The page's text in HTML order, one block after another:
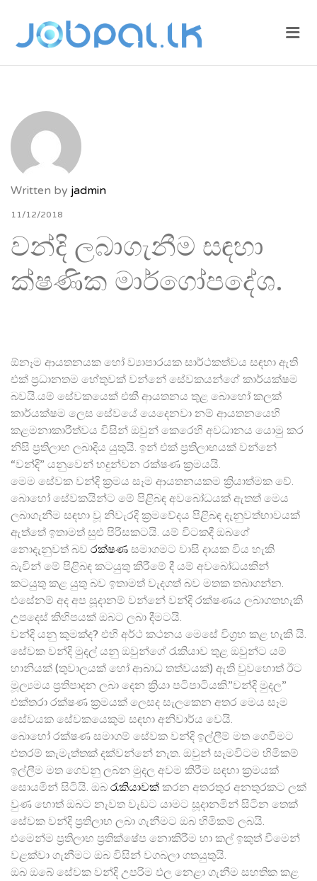
FIND JOBS
Written by jadmin
11/12/2018
වන්දි ලබාගැනීම සඳහා
ක්ෂණික මාර්ගෝපදේශ.
ඕනෑම ආයතනයක හෝ ව්‍යාපාරයක සාර්ථකත්වය සඳහා ඇති
එක් ප්‍රධානතම හේතුවක් වන්නේ සේවකයන්ගේ කාර්යක්ෂම
බවයි.යම් සේවකයෙක් එකී ආයතනය තුළ බොහෝ කලක්
කාර්යක්ෂම ලෙස සේවයේ යෙදෙනවා නම් ආයතනයෙහි
කළමනාකාරීත්වය විසින් ඔවුන් කෙරෙහි අවධානය යොමු කර
නිසි ප්‍රතිලාභ ලබාදිය යුතුයි. ඉන් එක් ප්‍රතිලාභයක් වන්නේ
“වන්දි” යනුවෙන් හදුන්වන රක්ෂණ ක්‍රමයයි.
මෙම සේවක වන්දි ක්‍රමය සෑම ආයතනයකම ක්‍රියාත්මක වේ.
බොහෝ සේවකයින්ට මේ පිළිබඳ අවබෝධයක් ඇතත් මෙය
ලබාගැනීම සඳහා වූ නිවැරදි ක්‍රමවේදය පිළිබඳ දැනුවත්භාවයක්
ඇත්තේ ඉතාමත් සුළු පිරිසකටයි. යම් විටකදී ඔබගේ
නොදැනුවත් බව රක්ෂණ සමාගමට වාසි දායක විය හැකි
බැවින් මේ පිළිබඳ කටයුතු කිරීමේ දී යම් අවබෝධයකින්
කටයුතු කළ යුතු බව ඉතාමත් වැදගත් බව මතක තබාගන්න.
එසේනම් අද අප සූදානම් වන්නේ වන්දි රක්ෂණය ලබාගතහැකි
උපදෙස් කිහිපයක් ඔබට ලබා දීමටයි.
වන්දි යනු කුමක්ද? එහි අර්ථ කථනය මෙසේ විග්‍රහ කළ හැකි යි.
සේවක වන්දි මුදල් යනු ඔවුන්ගේ රැකියාව තුළ ඔවුන්ට යම්
හානියක් (තුවාලයක් හෝ ආබාධ තත්වයක්) ඇති වුවහොත් ඊට
මූල්‍යමය ප්‍රතිපාදන ලබා දෙන ක්‍රියා පටිපාටියකි.”වන්දි මුදල”
එක්තරා රක්ෂණ ක්‍රමයක් ලෙසද සැලකෙන අතර මෙය සෑම
සේවයක සේවකයෙකුම සඳහා අනිවාර්ය වෙයි.
බොහෝ රක්ෂණ සමාගම් සේවක වන්දි ඉල්ලීම් මත ගෙවීමට
එතරම් කැමැත්තක් දක්වන්නේ නැත. ඔවුන් සෑමවිටම හිමිකම්
ඉල්ලීම මත ගෙවනු ලබන මුදල අවම කිරීම සඳහා ක්‍රමයක්
සොයමින් සිටියි. ඔබ රැකියාවක් කරන අතරතුර අනතුරකට ලක්
වුණ හොත් ඔබට නැවත වැඩට යාමට සූදානමින් සිටින තෙක්
සේවක වන්දි ප්‍රතිලාභ ලබා ගැනීමට ඔබ හිමිකම් ලබයි.
එමෙන්ම ප්‍රතිලාභ ප්‍රතික්ෂේප නොකිරීම හා කල් ඉකුත් වීමෙන්
වළක්වා ගැනීමට ඔබ විසින් වගබලා ගතයුතුයි.
ඔබ ඔබේ සේවක වන්දි උපරිම ඵල නෙළා ගැනීම සහතික කළ